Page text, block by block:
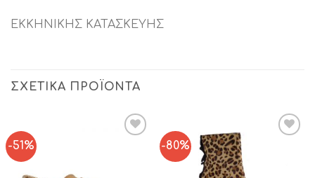
ΕΚΚΗΝΙΚΗΣ ΚΑΤΑΣΚΕΥΗΣ
ΣΧΕΤΙΚΆ ΠΡΟΪΌΝΤΑ
-51% -80%